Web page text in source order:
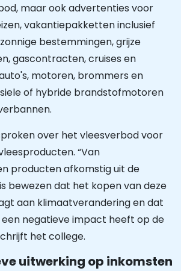
maar ook advertenties voor
vakantiepakketten inclusief
bestemmingen, grijze
gascontracten, cruises en
motoren, brommers en
of hybride brandstofmotoren
over het vleesverbod voor
“Van
producten afkomstig uit de
bewezen dat het kopen van deze
aan klimaatverandering en dat
negatieve impact heeft op de
het college.
uitwerking op inkomsten